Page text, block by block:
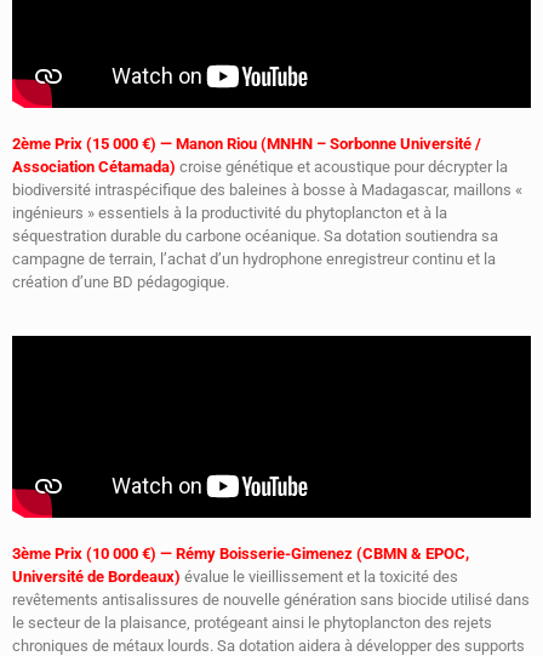
2ème Prix (15 000 €) — Manon Riou (MNHN – Sorbonne Université /
Association Cétamada) croise génétique et acoustique pour décrypter la
biodiversité intraspécifique des baleines à bosse à Madagascar, maillons «
ingénieurs » essentiels à la productivité du phytoplancton et à la
séquestration durable du carbone océanique. Sa dotation soutiendra sa
campagne de terrain, l’achat d’un hydrophone enregistreur continu et la
création d’une BD pédagogique.
3ème Prix (10 000 €) — Rémy Boisserie-Gimenez (CBMN & EPOC,
Université de Bordeaux) évalue le vieillissement et la toxicité des
revêtements antisalissures de nouvelle génération sans biocide utilisé dans
le secteur de la plaisance, protégeant ainsi le phytoplancton des rejets
chroniques de métaux lourds. Sa dotation aidera à développer des supports